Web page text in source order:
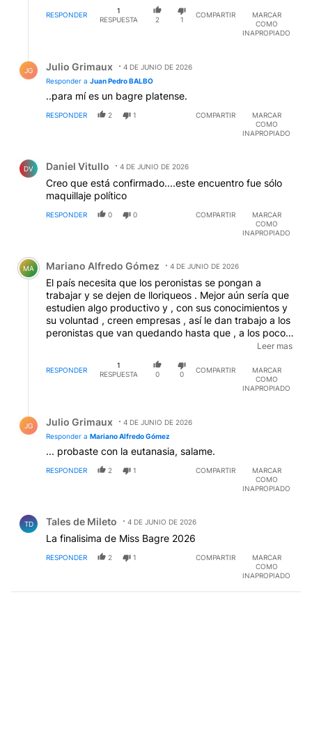
RESPONDER
1
RESPUESTA
2 1
COMPARTIR
MARCAR
COMO
INAPROPIADO
JG Julio Grimaux
4 DE JUNIO DE 2026
Responder a Juan Pedro BALBO
..para mí es un bagre platense.
RESPONDER 2 1 COMPARTIR
MARCAR
COMO
INAPROPIADO
DV Daniel Vitullo 4 DE JUNIO DE 2026
Creo que está confirmado....este encuentro fue sólo
maquillaje político
RESPONDER 0 0 COMPARTIR
MARCAR
COMO
INAPROPIADO
Comentario de Mariano Alfredo Gómez.
MA Mariano Alfredo Gómez 4 DE JUNIO DE 2026
El país necesita que los peronistas se pongan a
trabajar y se dejen de lloriqueos . Mejor aún sería que
estudien algo productivo y , con sus conocimientos y
su voluntad , creen empresas , así le dan trabajo a los
peronistas que van quedando hasta que , a los pocos
reclamar derecho al trabajo porque , después , viven
criticando a los empleadores .
Leer mas
RESPONDER
1
RESPUESTA
0 0
COMPARTIR
MARCAR
COMO
INAPROPIADO
JG Julio Grimaux
4 DE JUNIO DE 2026
Responder a Mariano Alfredo Gómez
... probaste con la eutanasia, salame.
RESPONDER 2 1 COMPARTIR
MARCAR
COMO
INAPROPIADO
TD Tales de Mileto 4 DE JUNIO DE 2026
La finalisima de Miss Bagre 2026
RESPONDER 2 1 COMPARTIR
MARCAR
COMO
INAPROPIADO